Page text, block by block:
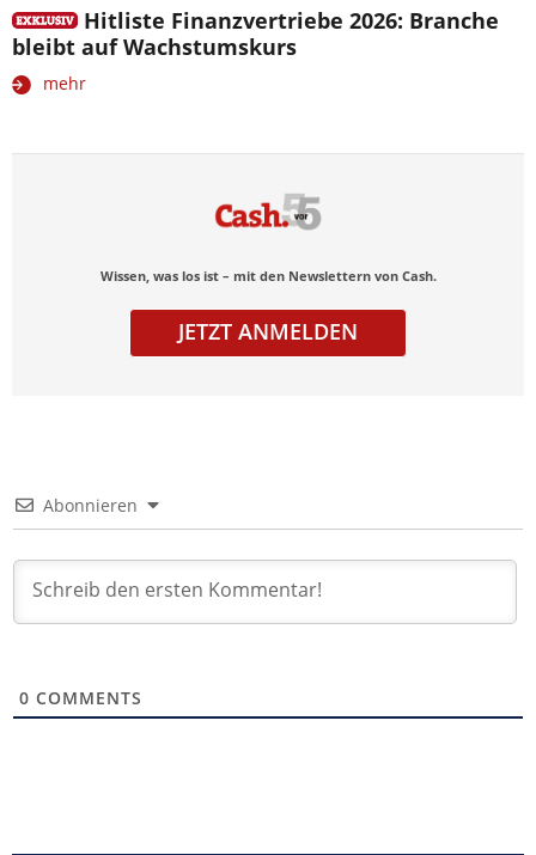
Hitliste Finanzvertriebe 2026: Branche
bleibt auf Wachstumskurs
mehr
Wissen, was los ist – mit den Newslettern von Cash.
JETZT ANMELDEN
Abonnieren
0 COMMENTS